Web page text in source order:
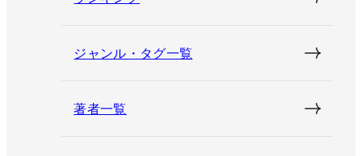
ジャンル・タグ一覧
著者一覧